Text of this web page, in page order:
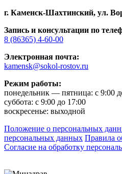
г. Каменск-Шахтинский, ул.
Запись и консультации по
8 (86365) 4-60-00
Электронная почта:
kamensk@sokol-rostov.ru
Режим работы:
понедельник — пятница: с 9:00
суббота: с 9:00 до 17:00
воскресенье: выходной
Положение о персональных
персональных данных Правила
Согласие на обработку